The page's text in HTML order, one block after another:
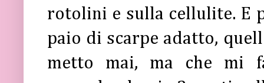
rotolini e sulla cellulite. E
paio di scarpe adatto,
metto mai, ma che mi